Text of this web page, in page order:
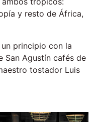
y resto de África,
principio con la
San Agustín cafés de
tostador Luis